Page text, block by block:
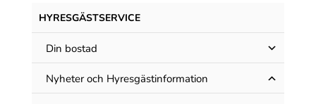
HYRESGÄST­SERVICE
Din bostad
Nyheter och Hyres­gäst­information